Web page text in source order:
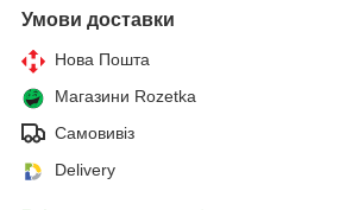
Умови доставки
Нова Пошта
Магазини Rozetka
Самовивіз
Delivery